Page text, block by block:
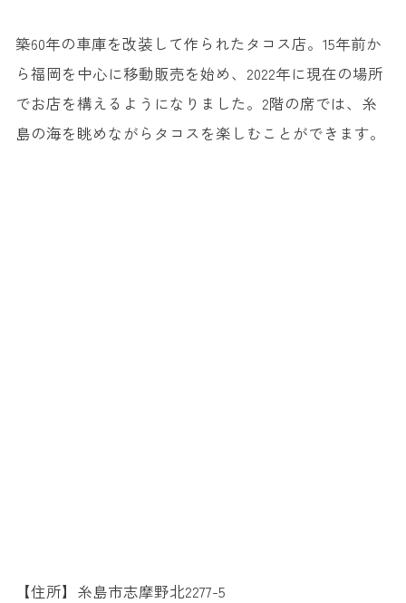
築60年の車庫を改装して作られたタコス店。15年前か
ら福岡を中心に移動販売を始め、2022年に現在の場所
でお店を構えるようになりました。2階の席では、糸
島の海を眺めながらタコスを楽しむことができます。
【住所】糸島市志摩野北2277-5